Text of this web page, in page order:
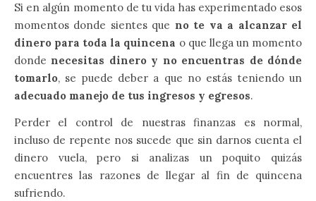
Si en algún momento de tu vida has experimentado esos
momentos donde sientes que no te va a alcanzar el
dinero para toda la quincena o que llega un momento
donde necesitas dinero y no encuentras de dónde
tomarlo, se puede deber a que no estás teniendo un
adecuado manejo de tus ingresos y egresos.
Perder el control de nuestras finanzas es normal,
incluso de repente nos sucede que sin darnos cuenta el
dinero vuela, pero si analizas un poquito quizás
encuentres las razones de llegar al fin de quincena
sufriendo.